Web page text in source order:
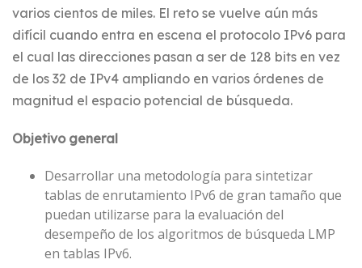
varios cientos de miles. El reto se vuelve aún más
difícil cuando entra en escena el protocolo IPv6 para
el cual las direcciones pasan a ser de 128 bits en vez
de los 32 de IPv4 ampliando en varios órdenes de
magnitud el espacio potencial de búsqueda.
Objetivo general
Desarrollar una metodología para sintetizar
tablas de enrutamiento IPv6 de gran tamaño que
puedan utilizarse para la evaluación del
desempeño de los algoritmos de búsqueda LMP
en tablas IPv6.